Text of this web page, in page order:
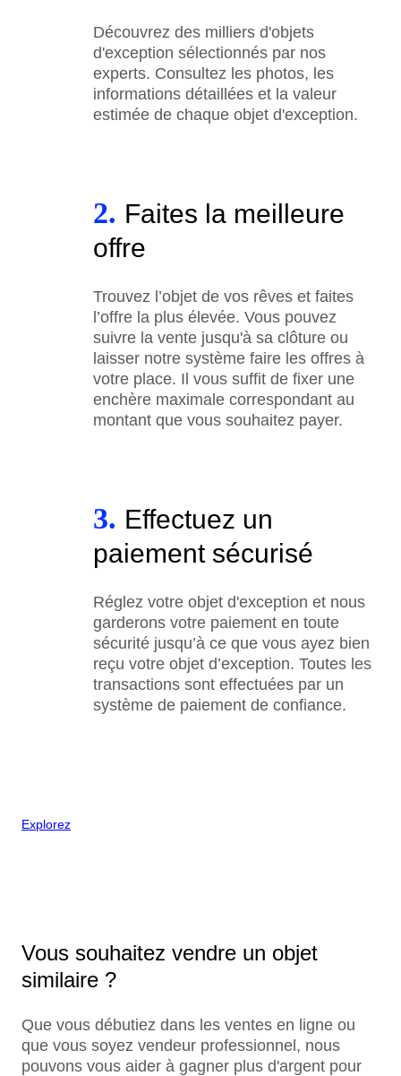
Découvrez des milliers d'objets
d'exception sélectionnés par nos
experts. Consultez les photos, les
informations détaillées et la valeur
estimée de chaque objet d'exception.
2. Faites la meilleure
offre
Trouvez l’objet de vos rêves et faites
l’offre la plus élevée. Vous pouvez
suivre la vente jusqu'à sa clôture ou
laisser notre système faire les offres à
votre place. Il vous suffit de fixer une
enchère maximale correspondant au
montant que vous souhaitez payer.
3. Effectuez un
paiement sécurisé
Réglez votre objet d'exception et nous
garderons votre paiement en toute
sécurité jusqu’à ce que vous ayez bien
reçu votre objet d’exception. Toutes les
transactions sont effectuées par un
système de paiement de confiance.
Explorez
Vous souhaitez vendre un objet
similaire ?
Que vous débutiez dans les ventes en ligne ou
que vous soyez vendeur professionnel, nous
pouvons vous aider à gagner plus d'argent pour